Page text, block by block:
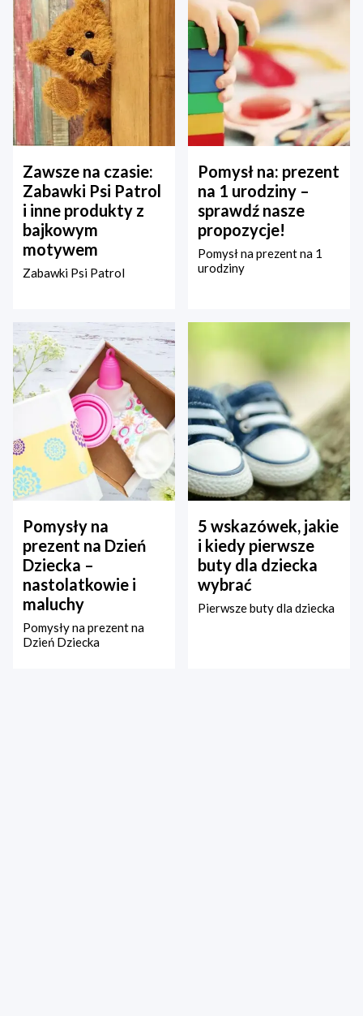
Zawsze na czasie:
Zabawki Psi Patrol
i inne produkty z
bajkowym
motywem
Zabawki Psi Patrol
Pomysł na: prezent
na 1 urodziny –
sprawdź nasze
propozycje!
Pomysł na prezent na 1
urodziny
Pomysły na
prezent na Dzień
Dziecka –
nastolatkowie i
maluchy
Pomysły na prezent na
Dzień Dziecka
5 wskazówek, jakie
i kiedy pierwsze
buty dla dziecka
wybrać
Pierwsze buty dla dziecka